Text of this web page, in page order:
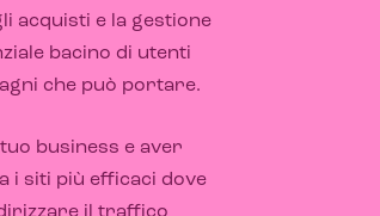
acquisti e la gestione
bacino di utenti
che può portare.
business e aver
i siti più efficaci dove